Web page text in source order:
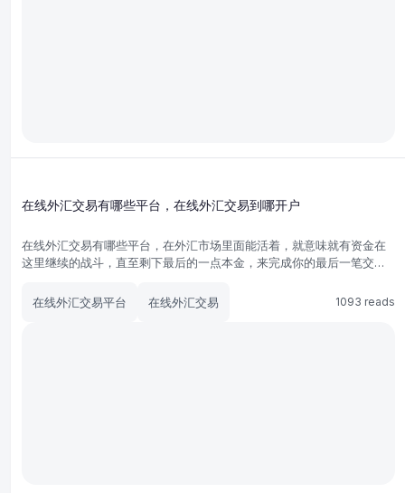
在线外汇交易有哪些平台，在线外汇交易到哪开户
在线外汇交易有哪些平台，在外汇市场里面能活着，就意味就有资金在
这里继续的战斗，直至剩下最后的一点本金，来完成你的最后一笔交
交易有哪些平台，在线外汇交易到哪开户。
在线外汇交易平台 在线外汇交易 1093 reads